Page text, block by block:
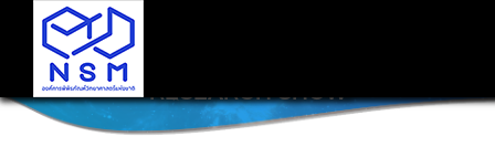
RESEARCH SHOW